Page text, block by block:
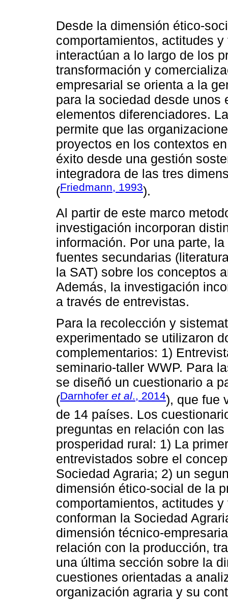
Desde la dimensión ético-
comportamientos, actitudes
interactúan a lo largo de los
transformación y
empresarial se orienta a la
para la sociedad desde unos
elementos diferenciadores.
permite que las
proyectos en los contextos
éxito desde una gestión
integradora de las tres
(Friedmann, 1993).
Al partir de este marco
investigación incorporan
información. Por una parte,
fuentes secundarias
la SAT) sobre los conceptos
Además, la investigación
a través de entrevistas.
Para la recolección y
experimentado se utilizaron
complementarios: 1)
seminario-taller WWP. Para
se diseñó un cuestionario a
(Darnhofer et al., 2014), que fue
de 14 países. Los
preguntas en relación con
prosperidad rural: 1) La
entrevistados sobre el
Sociedad Agraria; 2) un
dimensión ético-social de la
comportamientos, actitudes
conforman la Sociedad
dimensión técnico-
relación con la producción,
una última sección sobre la
cuestiones orientadas a
organización agraria y su